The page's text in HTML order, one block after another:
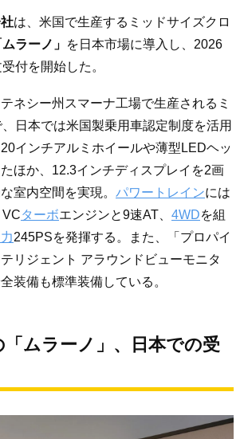
は、米国で生産するミッドサイズクロ
ムラーノ」 を日本市場に導入し、2026
付を開始した。
ネシー州スマーナ工場で生産されるミ
日本では米国製乗用車認定制度を活用
インチアルミホイールや薄型LEDヘッ
ほか、12.3インチディスプレイを2画
室内空間を実現。 パワートレインには
VCターボエンジンと9速AT、 4WDを組
245PSを発揮する。また、「プロパイ
リジェント アラウンドビューモニタ
装備も標準装備している。
ムラーノ」、日本での受